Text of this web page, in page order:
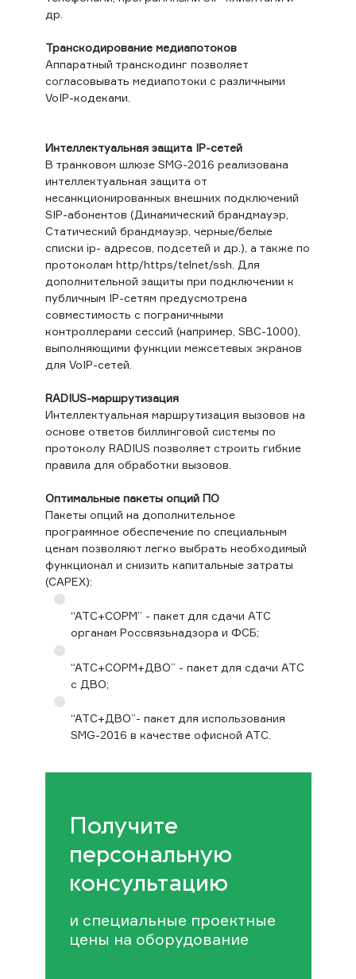
др.
Транскодирование медиапотоков
Аппаратный транскодинг позволяет
согласовывать медиапотоки с различными
VoIP-кодеками.
Интеллектуальная защита IP-сетей
В транковом шлюзе SMG-2016 реализована
интеллектуальная защита от
несанкционированных внешних подключений
SIP-абонентов (Динамический брандмауэр,
Статический брандмауэр, черные/белые
списки ip- адресов, подсетей и др.), а также по
протоколам http/https/telnet/ssh. Для
дополнительной защиты при подключении к
публичным IP-сетям предусмотрена
совместимость с пограничными
контроллерами сессий (например, SBC-1000),
выполняющими функции межсетевых экранов
для VoIP-сетей.
RADIUS-маршрутизация
Интеллектуальная маршрутизация вызовов на
основе ответов биллинговой системы по
протоколу RADIUS позволяет строить гибкие
правила для обработки вызовов.
Оптимальные пакеты опций ПО
Пакеты опций на дополнительное
программное обеспечение по специальным
ценам позволяют легко выбрать необходимый
функционал и снизить капитальные затраты
(CAPEX):
“АТС+СОРМ” - пакет для сдачи АТС
органам Россвязьнадзора и ФСБ;
“АТС+СОРМ+ДВО” - пакет для сдачи АТС
с ДВО;
“АТС+ДВО”- пакет для использования
SMG-2016 в качестве офисной АТС.
Получите
персональную
консультацию
и специальные проектные
цены на оборудование